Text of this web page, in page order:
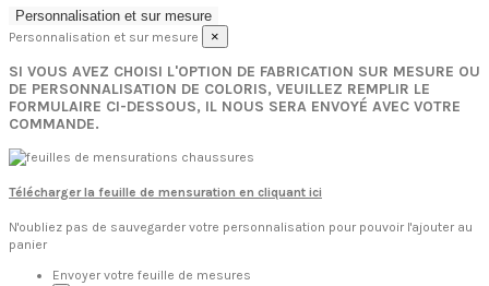
Personnalisation et sur mesure
Personnalisation et sur mesure ×
SI VOUS AVEZ CHOISI L'OPTION DE FABRICATION SUR MESURE OU
DE PERSONNALISATION DE COLORIS, VEUILLEZ REMPLIR LE
FORMULAIRE CI-DESSOUS, IL NOUS SERA ENVOYÉ AVEC VOTRE
COMMANDE.
Télécharger la feuille de mensuration en cliquant ici
N'oubliez pas de sauvegarder votre personnalisation pour pouvoir l'ajouter au
panier
Envoyer votre feuille de mesures